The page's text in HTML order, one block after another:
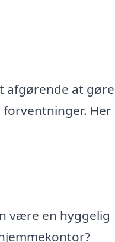
afgørende at gøre
Her
være en hyggelig